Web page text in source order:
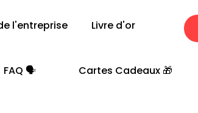
l'entreprise Livre d'or
FAQ 🗣️​ Cartes Cadeaux 🎁​